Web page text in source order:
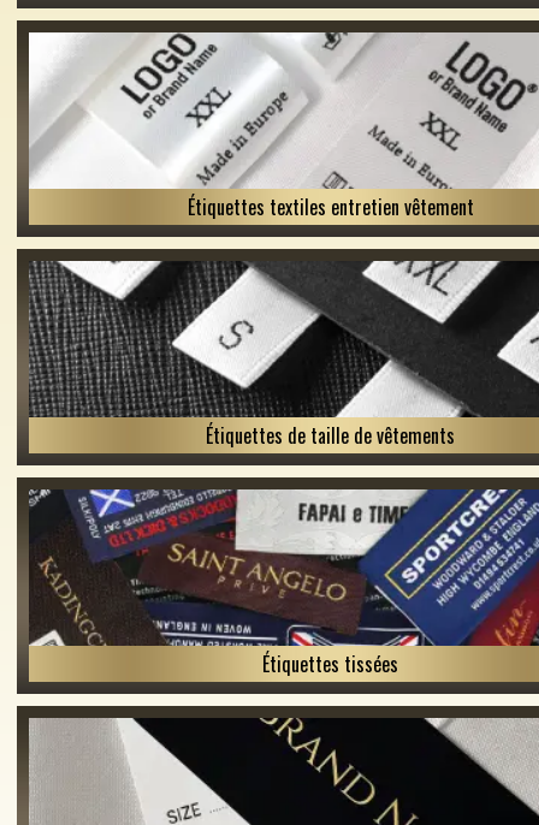
Étiquettes textiles entretien vêtement
Étiquettes de taille de vêtements
Étiquettes tissées